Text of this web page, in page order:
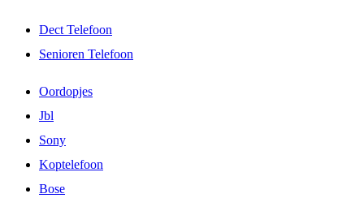
Dect Telefoon
Senioren Telefoon
Oordopjes
Jbl
Sony
Koptelefoon
Bose